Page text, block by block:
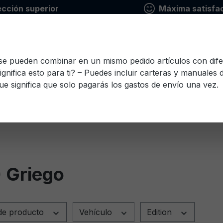
superior Máxima
Finlandés Francés Griego Italiano
Griego
producto Vehículo Edition
pueden combinar en un mismo pedido artículos con
esto para ti? – Puedes incluir carteras y manuales
significa que solo pagarás los gastos de envío una vez.